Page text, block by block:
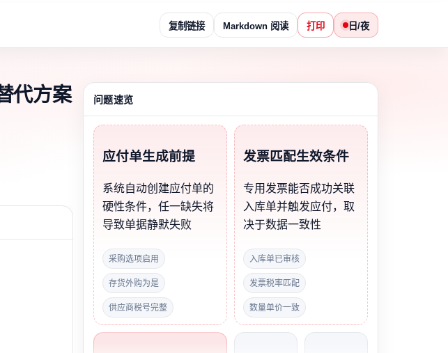
复制链接 Markdown 阅读 打印 日/夜
代方案 问题速览
应付单生成前提
系统自动创建应付单的
硬性条件，任一缺失将
导致单据静默失败
采购选项启用
存货外购为是
供应商税号完整
发票匹配生效条件
专用发票能否成功关联
入库单并触发应付，取
决于数据一致性
入库单已审核
发票税率匹配
数量单价一致